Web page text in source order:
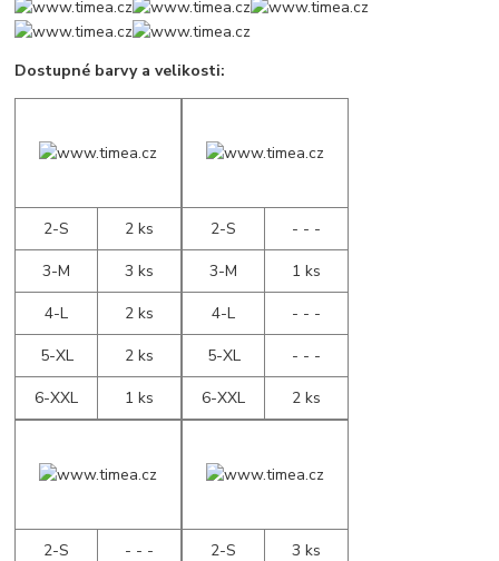
Dostupné barvy a velikosti:
2-S
2 ks
3-M
3 ks
4-L
2 ks
5-XL
2 ks
6-XXL
1 ks
2-S
- - -
3-M
1 ks
4-L
- - -
5-XL
- - -
6-XXL
2 ks
2-S
- - -
2-S
3 ks